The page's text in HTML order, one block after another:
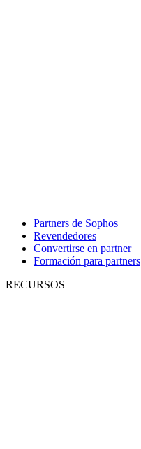
Partners de Sophos
Revendedores
Convertirse en partner
Formación para partners
RECURSOS